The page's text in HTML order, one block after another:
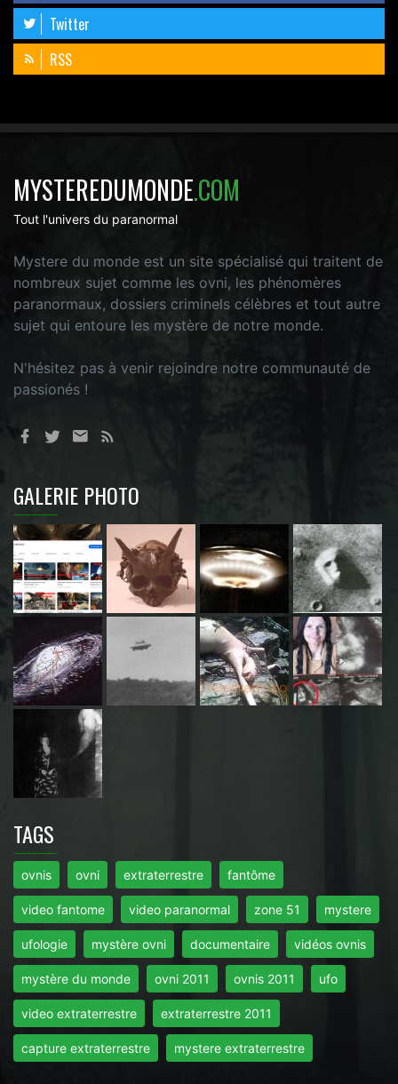
Twitter
RSS
MYSTEREDUMONDE.COM
Tout l'univers du paranormal
Mystere du monde est un site spécialisé qui traitent de
nombreux sujet comme les ovni, les phénomères
paranormaux, dossiers criminels célèbres et tout autre
sujet qui entoure les mystère de notre monde.
N'hésitez pas à venir rejoindre notre communauté de
passionés !
GALERIE PHOTO
TAGS
ovnis ovni extraterrestre fantôme
video fantome video paranormal zone 51 mystere
ufologie mystère ovni documentaire vidéos ovnis
mystère du monde ovni 2011 ovnis 2011 ufo
video extraterrestre extraterrestre 2011
capture extraterrestre mystere extraterrestre